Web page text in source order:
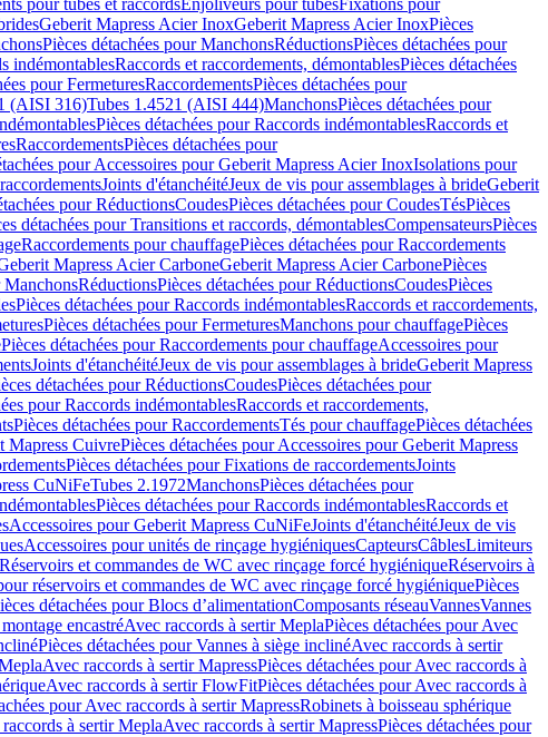
pour tubes et raccordsEnjoliveurs pour tubesFixations pour
Geberit Mapress Acier InoxGeberit Mapress Acier InoxPièces
Pièces détachées pour ManchonsRéductionsPièces détachées pour
indémontablesRaccords et raccordements, démontablesPièces détachées
pour FermeturesRaccordementsPièces détachées pour
(AISI 316)Tubes 1.4521 (AISI 444)ManchonsPièces détachées pour
Pièces détachées pour Raccords indémontablesRaccords et
RaccordementsPièces détachées pour
pour Accessoires pour Geberit Mapress Acier InoxIsolations pour
Joints d'étanchéitéJeux de vis pour assemblages à brideGeberit
pour RéductionsCoudesPièces détachées pour CoudesTésPièces
détachées pour Transitions et raccords, démontablesCompensateursPièces
Raccordements pour chauffagePièces détachées pour Raccordements
Mapress Acier CarboneGeberit Mapress Acier CarbonePièces
ManchonsRéductionsPièces détachées pour RéductionsCoudesPièces
Pièces détachées pour Raccords indémontablesRaccords et raccordements,
Pièces détachées pour FermeturesManchons pour chauffagePièces
Pièces détachées pour Raccordements pour chauffageAccessoires pour
Joints d'étanchéitéJeux de vis pour assemblages à brideGeberit Mapress
détachées pour RéductionsCoudesPièces détachées pour
pour Raccords indémontablesRaccords et raccordements,
Pièces détachées pour RaccordementsTés pour chauffagePièces détachées
Mapress CuivrePièces détachées pour Accessoires pour Geberit Mapress
Pièces détachées pour Fixations de raccordementsJoints
CuNiFeTubes 2.1972ManchonsPièces détachées pour
Pièces détachées pour Raccords indémontablesRaccords et
Accessoires pour Geberit Mapress CuNiFeJoints d'étanchéitéJeux de vis
Accessoires pour unités de rinçage hygiéniquesCapteursCâblesLimiteurs
et commandes de WC avec rinçage forcé hygiéniqueRéservoirs à
réservoirs et commandes de WC avec rinçage forcé hygiéniquePièces
détachées pour Blocs d’alimentationComposants réseauVannesVannes
encastréAvec raccords à sertir MeplaPièces détachées pour Avec
Pièces détachées pour Vannes à siège inclinéAvec raccords à sertir
Avec raccords à sertir MapressPièces détachées pour Avec raccords à
Avec raccords à sertir FlowFitPièces détachées pour Avec raccords à
pour Avec raccords à sertir MapressRobinets à boisseau sphérique
à sertir MeplaAvec raccords à sertir MapressPièces détachées pour